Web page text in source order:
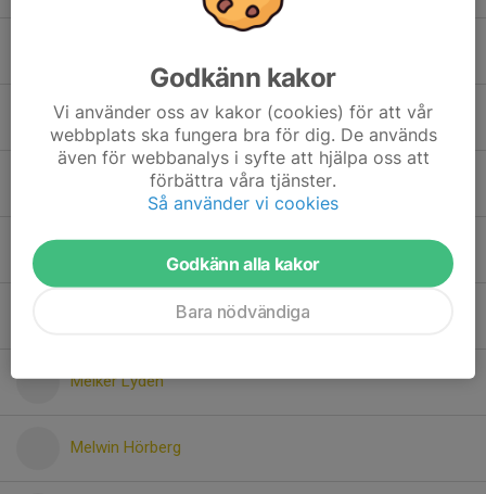
John Raphael
Karl Pettersson
Melker Lydén
Melwin Hörberg
Godkänn kakor
Vi använder oss av kakor (cookies) för att vår
webbplats ska fungera bra för dig. De används
även för webbanalys i syfte att hjälpa oss att
förbättra våra tjänster.
Så använder vi cookies
Godkänn alla kakor
Bara nödvändiga